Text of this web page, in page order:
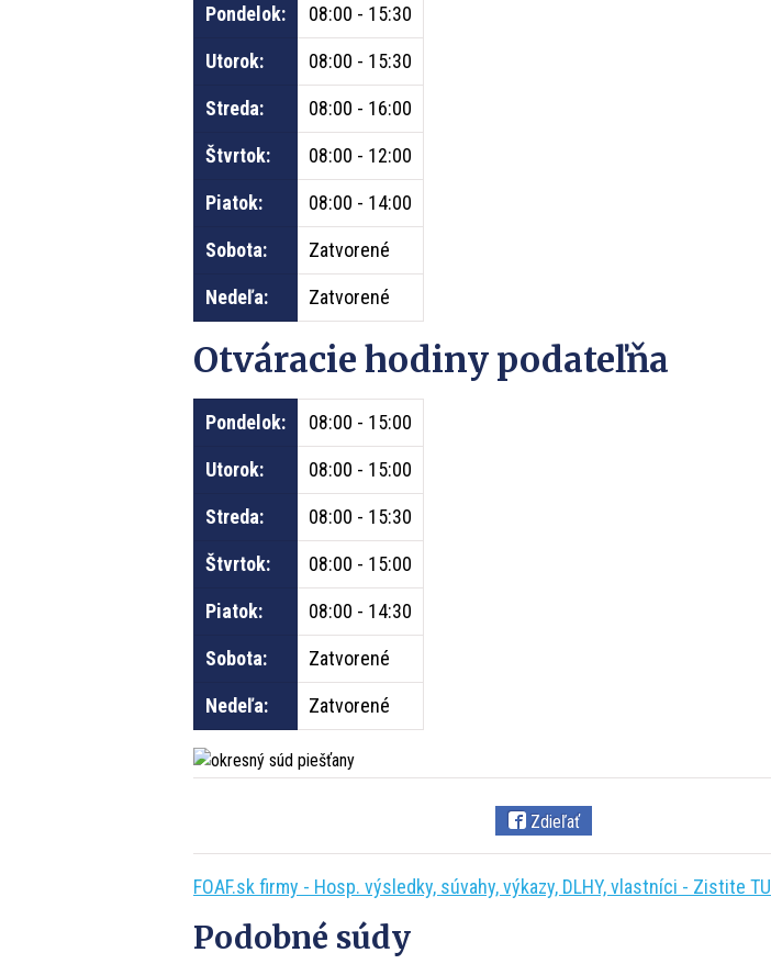
Pondelok: 08:00 - 15:30
Utorok: 08:00 - 15:30
Streda: 08:00 - 16:00
Štvrtok: 08:00 - 12:00
Piatok: 08:00 - 14:00
Sobota: Zatvorené
Nedeľa: Zatvorené
Otváracie hodiny podateľňa
Pondelok: 08:00 - 15:00
Utorok: 08:00 - 15:00
Streda: 08:00 - 15:30
Štvrtok: 08:00 - 15:00
Piatok: 08:00 - 14:30
Sobota: Zatvorené
Nedeľa: Zatvorené
Zdieľať
FOAF.sk firmy - Hosp. výsledky, súvahy, výkazy, DLHY, vlastníci - Zistite TU
Podobné súdy